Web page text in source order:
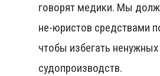
говорят медики. Мы
не-юристов средствами
чтобы избегать ненужных
судопроизводств.